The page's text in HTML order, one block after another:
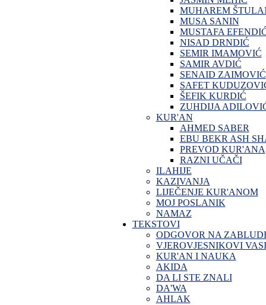
MUHAREM
MUSA SANIN
MUSTAFA
NISAD DRNDIĆ
SEMIR IMAMOVIĆ
SAMIR AVDIĆ
SENAID ZAIMOVIĆ
SAFET
ŠEFIK KURDIĆ
ZUHDIJA
KUR'AN
AHMED SABER
EBU BEKR ASH
PREVOD KUR'ANA
RAZNI UČAČI
ILAHIJE
KAZIVANJA
LIJEČENJE KUR'ANOM
MOJ POSLANIK
NAMAZ
TEKSTOVI
ODGOVOR NA
VJEROVJESNIKOVI
KUR'AN I NAUKA
AKIDA
DA LI STE ZNALI
DA'WA
AHLAK